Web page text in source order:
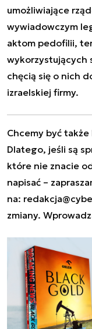
umożliwiające
wywiadowczym
aktom pedofilii,
wykorzystujących
chęcią się o nich
izraelskiej firmy.
Chcemy być
Dlatego, jeśli są
które nie znacie
napisać –
na:
zmiany.